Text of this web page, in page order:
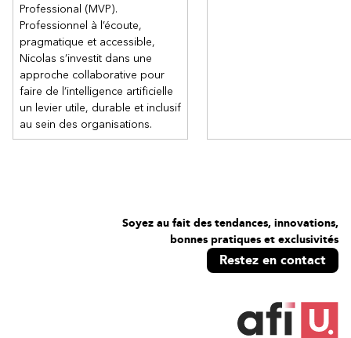
Professional (MVP).
Professionnel à l’écoute,
pragmatique et accessible,
Nicolas s’investit dans une
approche collaborative pour
faire de l’intelligence artificielle
un levier utile, durable et inclusif
au sein des organisations.
Soyez au fait des tendances, innovations,
bonnes pratiques et exclusivités
Restez en contact